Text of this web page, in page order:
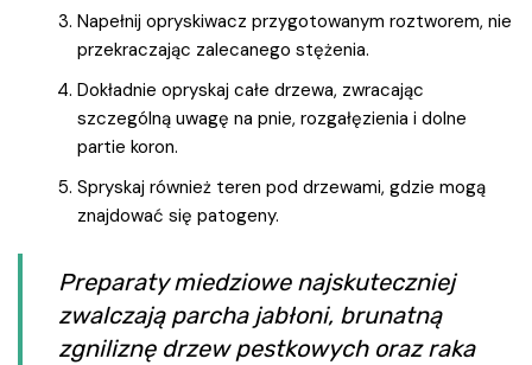
Napełnij opryskiwacz przygotowanym roztworem, nie
przekraczając zalecanego stężenia.
Dokładnie opryskaj całe drzewa, zwracając
szczególną uwagę na pnie, rozgałęzienia i dolne
partie koron.
Spryskaj również teren pod drzewami, gdzie mogą
znajdować się patogeny.
Preparaty miedziowe najskuteczniej
zwalczają parcha jabłoni, brunatną
zgniliznę drzew pestkowych oraz raka